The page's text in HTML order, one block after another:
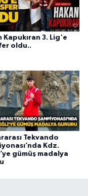
Kapukıran 3. Lig'e
oldu..
Tekvando
Kdz.
gümüş madalya